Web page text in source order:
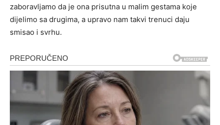
zaboravljamo da je ona prisutna u malim gestama koje
dijelimo sa drugima, a upravo nam takvi trenuci daju
smisao i svrhu.